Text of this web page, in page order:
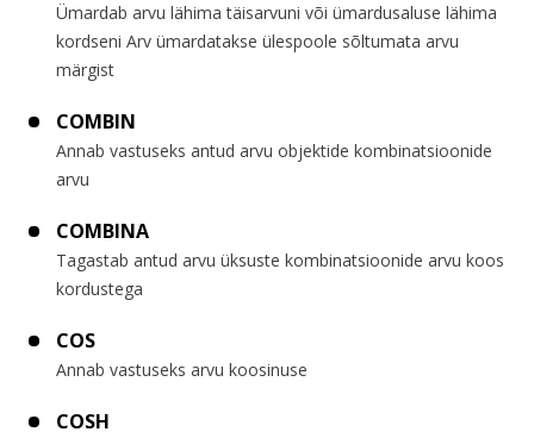
Ümardab arvu lähima täisarvuni või ümardusaluse lähima
kordseni Arv ümardatakse ülespoole sõltumata arvu
märgist
COMBIN
Annab vastuseks antud arvu objektide kombinatsioonide
arvu
COMBINA
Tagastab antud arvu üksuste kombinatsioonide arvu koos
kordustega
COS
Annab vastuseks arvu koosinuse
COSH